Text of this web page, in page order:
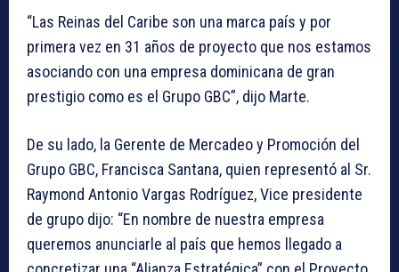
“Las Reinas del Caribe son una marca país y por
primera vez en 31 años de proyecto que nos estamos
asociando con una empresa dominicana de gran
prestigio como es el Grupo GBC”, dijo Marte.
De su lado, la Gerente de Mercadeo y Promoción del
Grupo GBC, Francisca Santana, quien representó al Sr.
Raymond Antonio Vargas Rodríguez, Vice presidente
de grupo dijo: “En nombre de nuestra empresa
queremos anunciarle al país que hemos llegado a